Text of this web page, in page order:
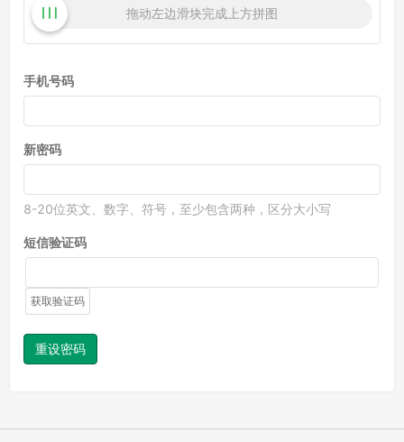
拖动左边滑块完成上方拼图
手机号码
新密码
8-20位英文、数字、符号，至少包含两种，区分大小写
短信验证码
获取验证码
重设密码